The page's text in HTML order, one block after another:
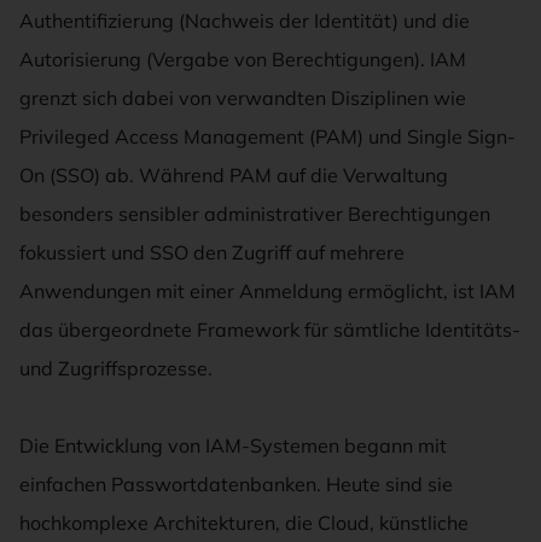
Authentifizierung (Nachweis der Identität) und die
Autorisierung (Vergabe von Berechtigungen). IAM
grenzt sich dabei von verwandten Disziplinen wie
Privileged Access Management (PAM) und Single Sign-
On (SSO) ab. Während PAM auf die Verwaltung
besonders sensibler administrativer Berechtigungen
fokussiert und SSO den Zugriff auf mehrere
Anwendungen mit einer Anmeldung ermöglicht, ist IAM
das übergeordnete Framework für sämtliche Identitäts-
und Zugriffsprozesse.
Die Entwicklung von IAM-Systemen begann mit
einfachen Passwortdatenbanken. Heute sind sie
hochkomplexe Architekturen, die Cloud, künstliche